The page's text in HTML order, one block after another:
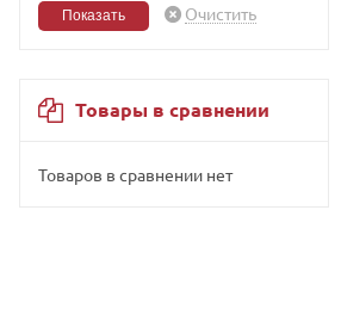
Очистить
Товары в сравнении
Товаров в сравнении нет